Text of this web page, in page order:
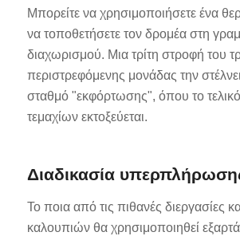
Μπορείτε να χρησιμοποιήσετε ένα
να τοποθετήσετε τον δρομέα στη
διαχωρισμού. Μια τρίτη στροφή του
περιστρεφόμενης μονάδας την
σταθμό "εκφόρτωσης", όπου το
τεμαχίων εκτοξεύεται.
Διαδικασία
Το ποια από τις πιθανές διεργασίες
καλουπιών θα χρησιμοποιηθεί